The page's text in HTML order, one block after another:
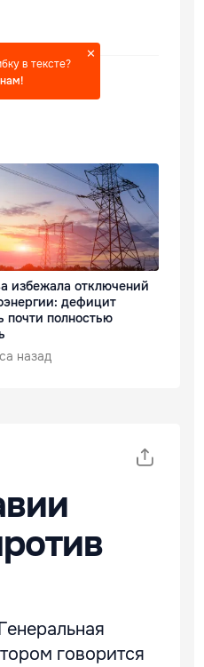
в тексте?
избежала отключений
дефицит
почти полностью
назад
говорится